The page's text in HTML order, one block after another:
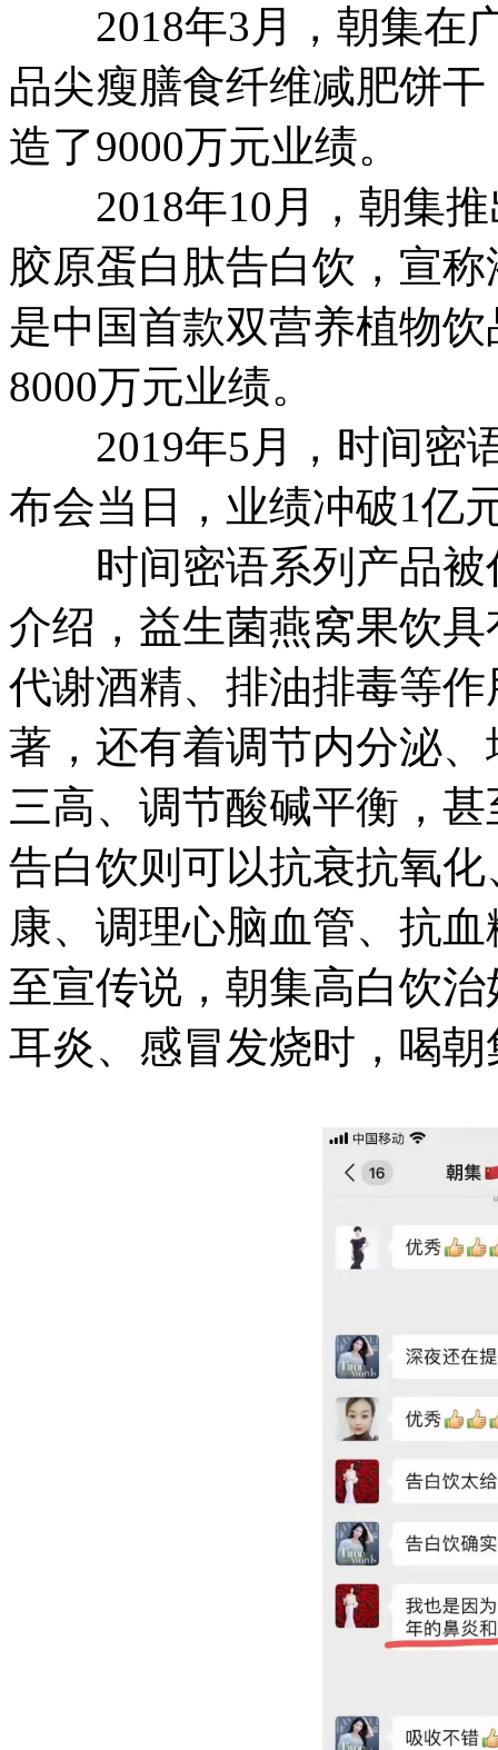
2018年3月，朝集在
品尖瘦膳食纤维减肥饼
造了9000万元业绩。
2018年10月，朝集推
胶原蛋白肽告白饮，宣
是中国首款双营养植物
8000万元业绩。
2019年5月，时间密
布会当日，业绩冲破1亿
时间密语系列产品被
介绍，益生菌燕窝果饮
代谢酒精、排油排毒等
著，还有着调节内分泌
三高、调节酸碱平衡，
告白饮则可以抗衰抗氧
康、调理心脑血管、抗
至宣传说，朝集高白饮
耳炎、感冒发烧时，喝